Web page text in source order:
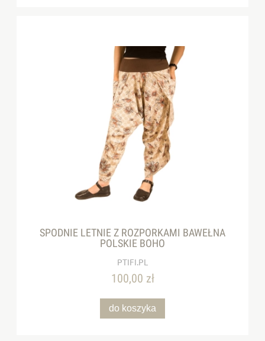
SPODNIE LETNIE Z ROZPORKAMI BAWEŁNA
POLSKIE BOHO
PTIFI.PL
100,00 zł
do koszyka